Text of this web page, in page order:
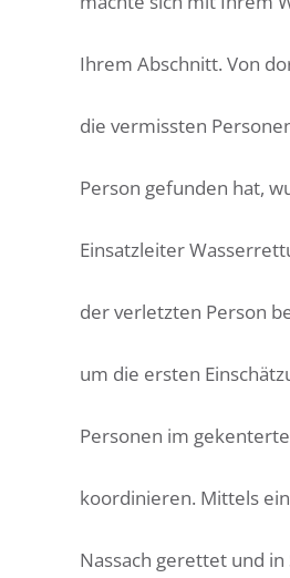
Ihrem Abschnitt. Von
die vermissten
Person gefunden hat,
Einsatzleiter
der verletzten Person
um die ersten
Personen im
koordinieren. Mittels
Nassach gerettet und